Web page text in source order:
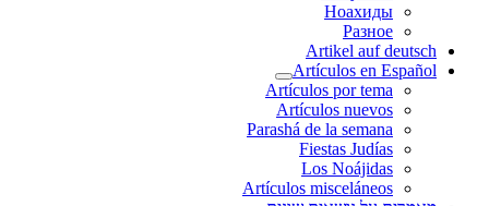
Ноахиды
Разное
Artikel auf deutsch
Artículos en Español
Artículos por tema
Artículos nuevos
Parashá de la semana
Fiestas Judías
Los Noájidas
Artículos misceláneos